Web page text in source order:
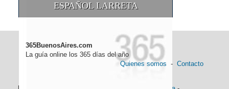
ESPAÑOL LARRETA
365BuenosAires.com
La guía online los 365 días del año
Quienes somos - Contacto